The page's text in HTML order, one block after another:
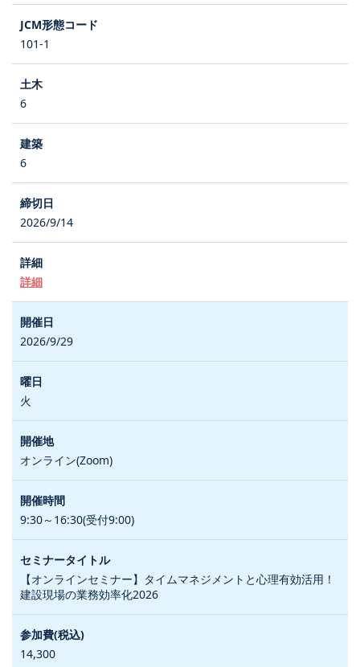
101-1
6
6
2026/9/14
詳細
2026/9/29
火
オンライン(Zoom)
9:30～16:30(受付9:00)
【オンラインセミナー】タイムマネジメントと心理有効活用！
建設現場の業務効率化2026
14,300